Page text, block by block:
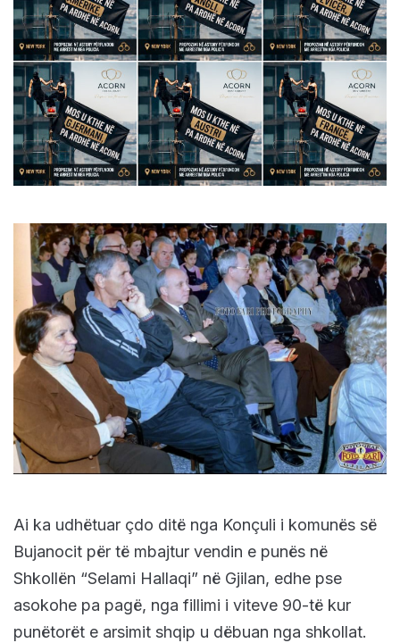
Ai ka udhëtuar çdo ditë nga Konçuli i komunës së
Bujanocit për të mbajtur vendin e punës në
Shkollën “Selami Hallaqi” në Gjilan, edhe pse
asokohe pa pagë, nga fillimi i viteve 90-të kur
punëtorët e arsimit shqip u dëbuan nga shkollat.